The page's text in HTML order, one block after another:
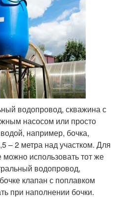
водопровод, скважина с
насосом или просто
например, бочка,
– 2 метра над участком. Для
использовать тот же
водопровод,
клапан с поплавком
при наполнении бочки.